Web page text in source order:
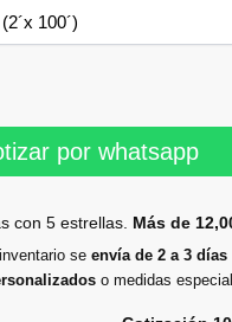
por whatsapp
con 5 estrellas. Más de
se envía de 2 a 3 días
o medidas